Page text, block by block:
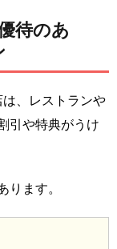
待のあ
、レストランや
引や特典がうけ
ります。